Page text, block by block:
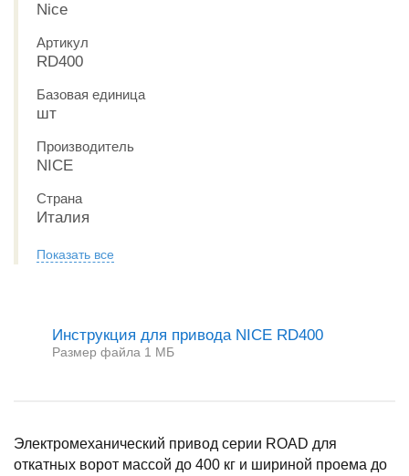
Nice
Артикул
RD400
Базовая единица
шт
Производитель
NICE
Страна
Италия
Показать все
Инструкция для привода NICE RD400
Размер файла 1 МБ
Электромеханический привод серии ROAD для
откатных ворот массой до 400 кг и шириной проема до